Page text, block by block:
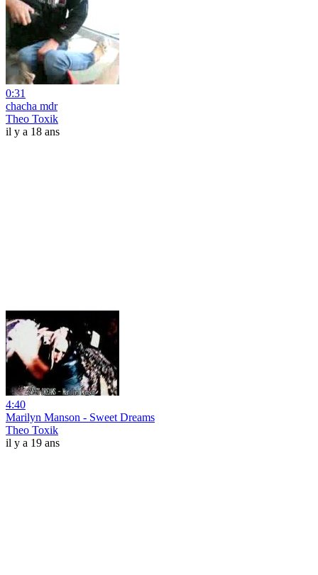
0:31
chacha mdr
Theo Toxik
il y a 18 ans
4:40
Marilyn Manson - Sweet Dreams
Theo Toxik
il y a 19 ans